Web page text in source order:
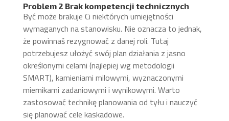
Problem 2 Brak kompetencji technicznych
Być może brakuje Ci niektórych umiejętności
wymaganych na stanowisku. Nie oznacza to jednak,
że powinnaś rezygnować z danej roli. Tutaj
potrzebujesz ułożyć swój plan działania z jasno
określonymi celami (najlepiej wg metodologii
SMART), kamieniami milowymi, wyznaczonymi
miernikami zadaniowymi i wynikowymi. Warto
zastosować technikę planowania od tyłu i nauczyć
się planować cele kaskadowe.